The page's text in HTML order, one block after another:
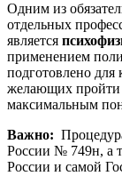
Одним из
отдельных
является
применением
подготовлено для
желающих пройти
максимальным
Важно:
России № 749н, а
России и самой